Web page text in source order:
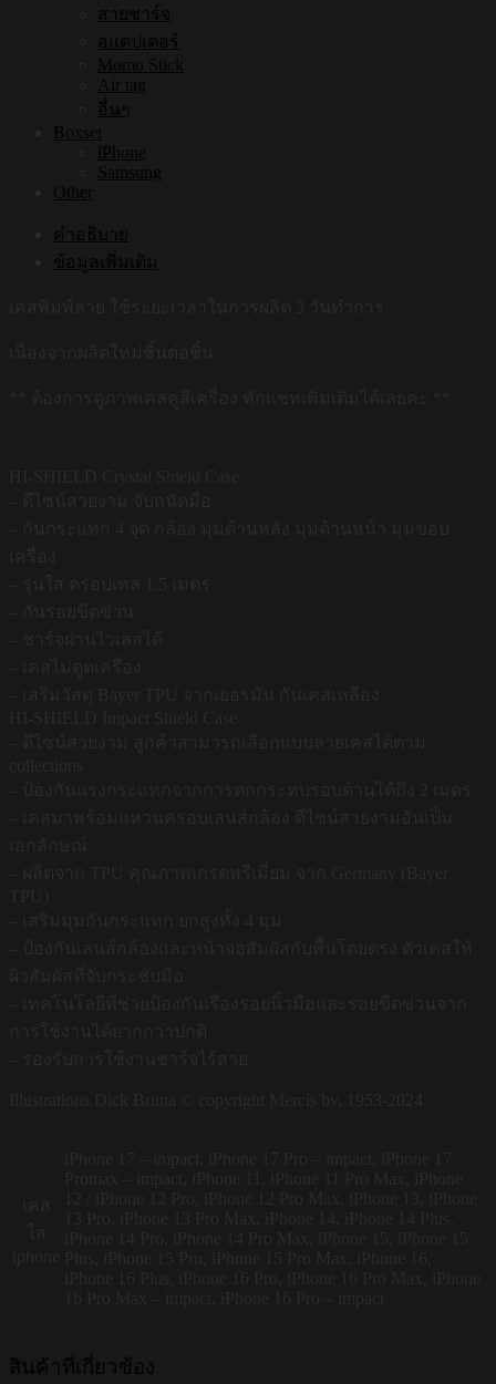
สายชาร์จ
อแดปเตอร์
Momo Stick
Air tag
อื่นๆ
Boxset
iPhone
Samsung
Other
คำอธิบาย
ข้อมูลเพิ่มเติม
สินค้าที่เกี่ยวข้อง